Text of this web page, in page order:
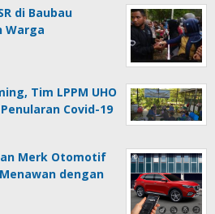
di Baubau
Warga
Tim LPPM UHO
Covid-19
Merk Otomotif
dengan